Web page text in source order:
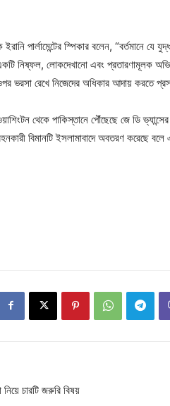
পার্লামেন্টের স্পিকার বলেন, “বর্তমানে
নিষ্ফল, লোকদেখানো এবং প্রতারণামূলক
ভরসা রেখে নিজেদের অধিকার আদায় করতে
থেকে পাকিস্তানে পৌঁছেছে জে ডি
বিমানটি ইসলামাবাদে অবতরণ করেছে বলে
চারটি জরুরি বিষয়